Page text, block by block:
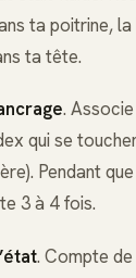
ta poitrine,
ta tête.
.
qui se
Pendant
3 à 4 fois.
. Compte